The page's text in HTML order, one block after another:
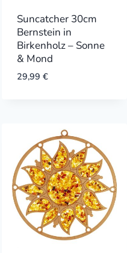
Suncatcher 30cm
Bernstein in
Birkenholz – Sonne
& Mond
29,99 €